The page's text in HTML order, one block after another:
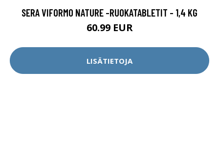
SERA VIFORMO NATURE -RUOKATABLETIT - 1,4 KG
60.99 EUR
LISÄTIETOJA